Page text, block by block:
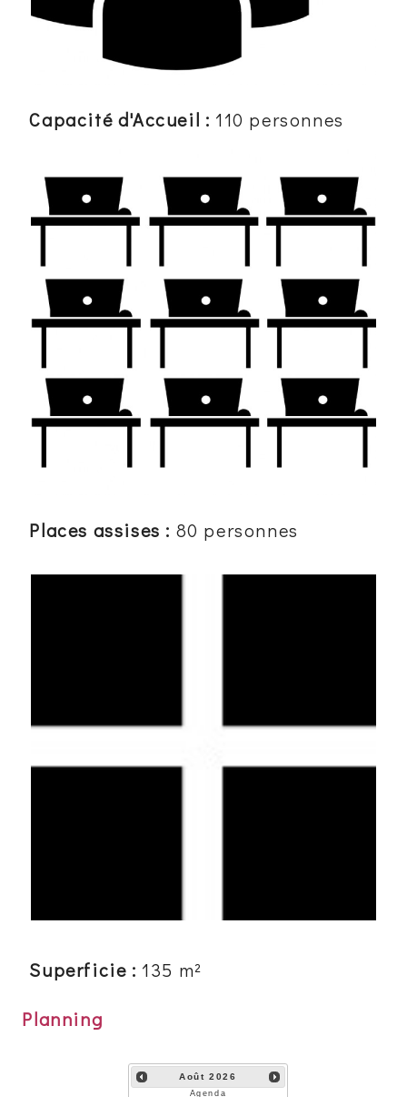
Capacité d'Accueil : 110 personnes
Places assises : 80 personnes
Superficie : 135 m²
Planning
Août 2026
Agenda